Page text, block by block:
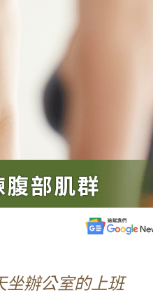
坐辦公室的上班